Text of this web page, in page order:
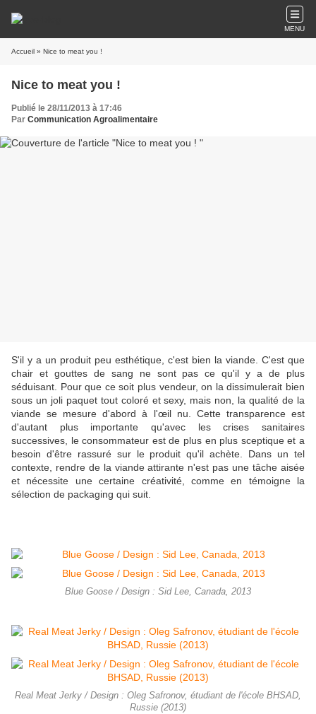
MENU
Accueil » Nice to meat you !
Nice to meat you !
Publié le 28/11/2013 à 17:46
Par Communication Agroalimentaire
S'il y a un produit peu esthétique, c'est bien la viande. C'est que
chair et gouttes de sang ne sont pas ce qu'il y a de plus
séduisant. Pour que ce soit plus vendeur, on la dissimulerait bien
sous un joli paquet tout coloré et sexy, mais non, la qualité de la
viande se mesure d'abord à l'œil nu. Cette transparence est
d'autant plus importante qu'avec les crises sanitaires
successives, le consommateur est de plus en plus sceptique et a
besoin d'être rassuré sur le produit qu'il achète. Dans un tel
contexte, rendre de la viande attirante n'est pas une tâche aisée
et nécessite une certaine créativité, comme en témoigne la
sélection de packaging qui suit.
Blue Goose / Design : Sid Lee, Canada, 2013
Real Meat Jerky / Design : Oleg Safronov, étudiant de l'école BHSAD,
Russie (2013)